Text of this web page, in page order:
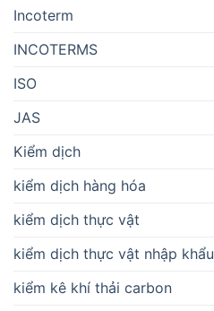
Incoterm
INCOTERMS
ISO
JAS
Kiểm dịch
kiểm dịch hàng hóa
kiểm dịch thực vật
kiểm dịch thực vật nhập khẩu
kiểm kê khí thải carbon